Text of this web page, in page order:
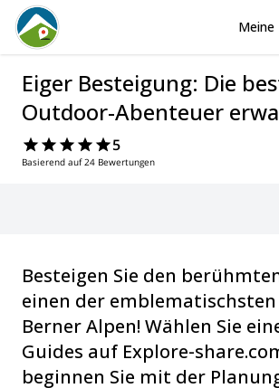
Eiger Besteigung: Die
Outdoor-Abenteuer
5
Basierend auf 24 Bewertungen
Besteigen Sie den
einen der
Berner Alpen! Wählen Sie
Guides auf Explore-
beginnen Sie mit der